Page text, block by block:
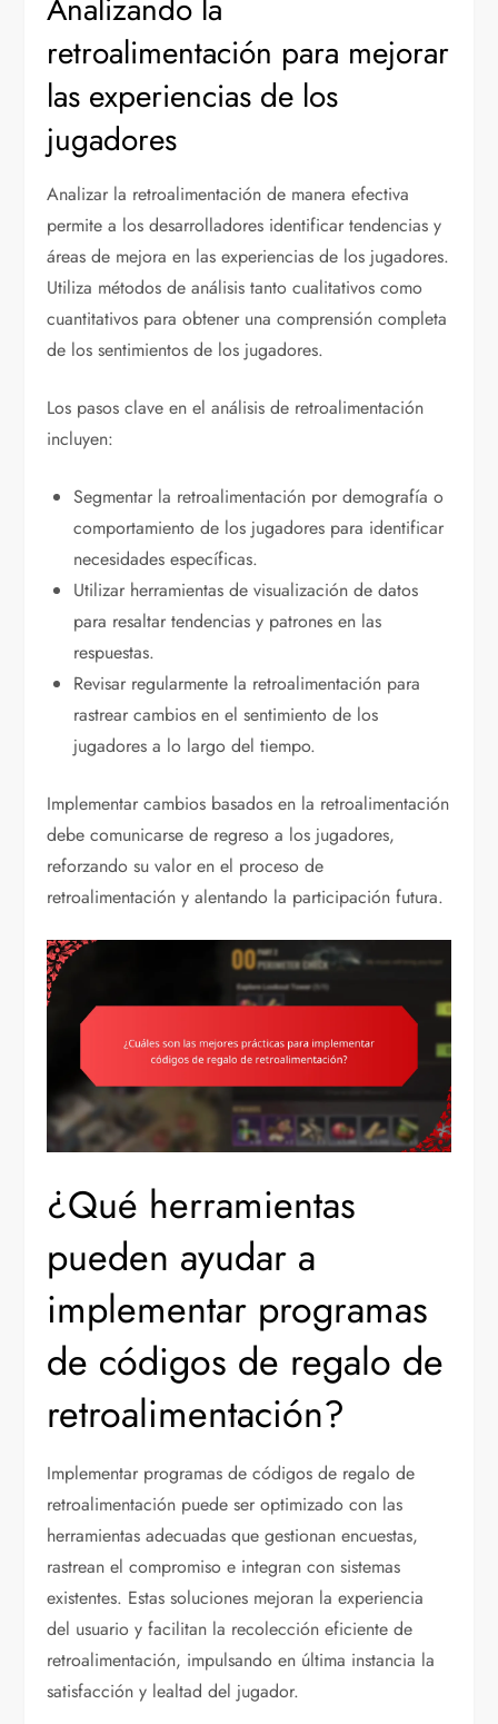
Analizando la
retroalimentación para mejorar
las experiencias de los
jugadores
Analizar la retroalimentación de manera efectiva
permite a los desarrolladores identificar tendencias y
áreas de mejora en las experiencias de los jugadores.
Utiliza métodos de análisis tanto cualitativos como
cuantitativos para obtener una comprensión completa
de los sentimientos de los jugadores.
Los pasos clave en el análisis de retroalimentación
incluyen:
Segmentar la retroalimentación por demografía o
comportamiento de los jugadores para identificar
necesidades específicas.
Utilizar herramientas de visualización de datos
para resaltar tendencias y patrones en las
respuestas.
Revisar regularmente la retroalimentación para
rastrear cambios en el sentimiento de los
jugadores a lo largo del tiempo.
Implementar cambios basados en la retroalimentación
debe comunicarse de regreso a los jugadores,
reforzando su valor en el proceso de
retroalimentación y alentando la participación futura.
¿Qué herramientas
pueden ayudar a
implementar programas
de códigos de regalo de
retroalimentación?
Implementar programas de códigos de regalo de
retroalimentación puede ser optimizado con las
herramientas adecuadas que gestionan encuestas,
rastrean el compromiso e integran con sistemas
existentes. Estas soluciones mejoran la experiencia
del usuario y facilitan la recolección eficiente de
retroalimentación, impulsando en última instancia la
satisfacción y lealtad del jugador.